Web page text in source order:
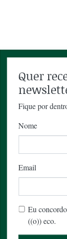
Quer
Fique por
Nome
Email
Eu
((o)) eco.